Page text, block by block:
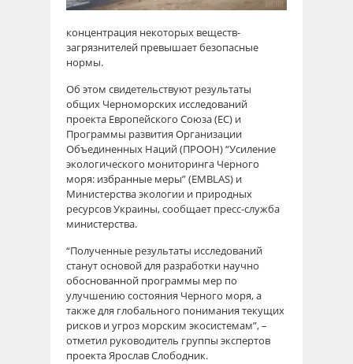
концентрация некоторых веществ-
загрязнителей превышает безопасные
нормы.
Об этом свидетельствуют результаты
общих Черноморских исследований
проекта Европейского Союза (ЕС) и
Программы развития Организации
Объединенных Наций (ПРООН) “Усиление
экологического мониторинга Черного
моря: избранные меры” (EMBLAS) и
Министерства экологии и природных
ресурсов Украины, сообщает пресс-служба
министерства.
“Полученные результаты исследований
станут основой для разработки научно
обоснованной программы мер по
улучшению состояния Черного моря, а
также для глобального понимания текущих
рисков и угроз морским экосистемам”, –
отметил руководитель группы экспертов
проекта Ярослав Слободник.